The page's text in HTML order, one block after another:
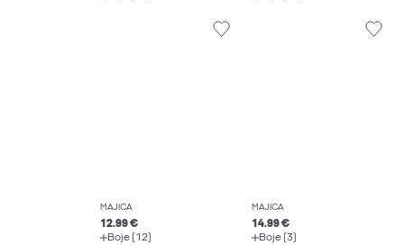
MAJICA
12.99 €
Boje (12)
MAJICA
14.99 €
Boje (3)